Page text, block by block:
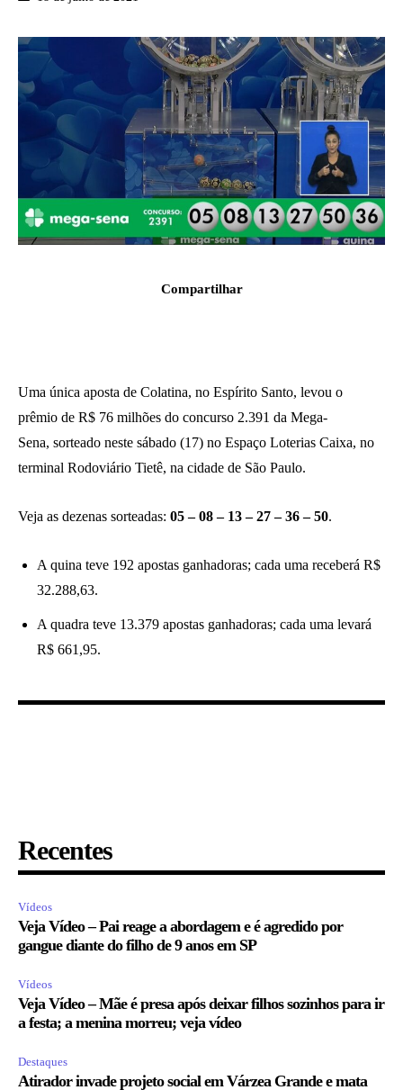
Compartilhar
Uma única aposta de Colatina, no Espírito Santo, levou o
prêmio de R$ 76 milhões do concurso 2.391 da Mega-
Sena, sorteado neste sábado (17) no Espaço Loterias Caixa, no
terminal Rodoviário Tietê, na cidade de São Paulo.
Veja as dezenas sorteadas: 05 – 08 – 13 – 27 – 36 – 50.
A quina teve 192 apostas ganhadoras; cada uma receberá R$
32.288,63.
A quadra teve 13.379 apostas ganhadoras; cada uma levará
R$ 661,95.
Recentes
Vídeos
Veja Vídeo – Pai reage a abordagem e é agredido por
gangue diante do filho de 9 anos em SP
Vídeos
Veja Vídeo – Mãe é presa após deixar filhos sozinhos para ir
a festa; a menina morreu; veja vídeo
Destaques
Atirador invade projeto social em Várzea Grande e mata